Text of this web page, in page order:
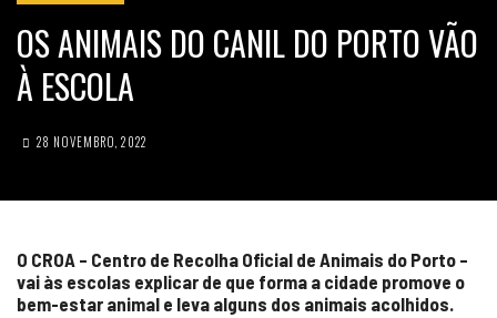
OS ANIMAIS DO CANIL DO PORTO VÃO
À ESCOLA
28 NOVEMBRO, 2022
O CROA – Centro de Recolha Oficial de Animais do Porto –
vai às escolas explicar de que forma a cidade promove o
bem-estar animal e leva alguns dos animais acolhidos.